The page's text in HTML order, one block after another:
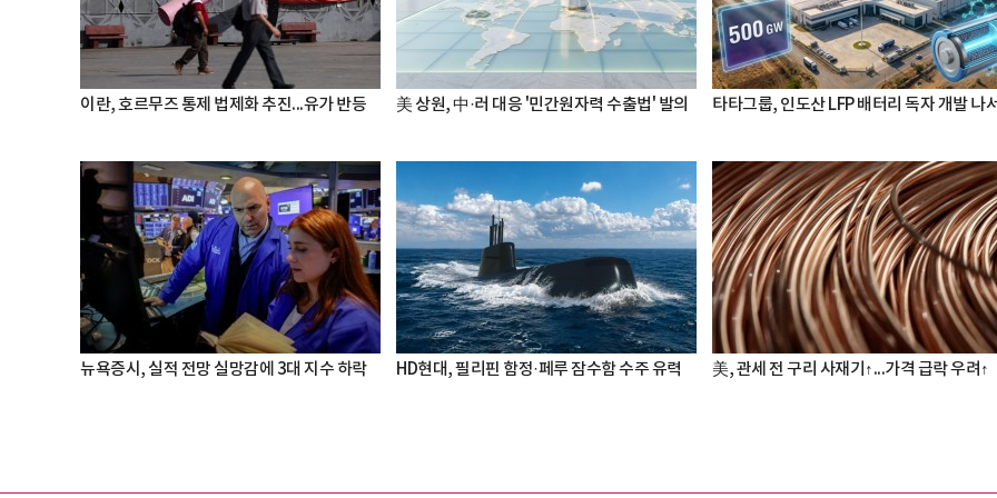
이란, 호르무즈 통제 법제화 추진...유가 반등 美 상원, 中·러 대응 '민간원자력 수출법' 발의 타타그룹, 인도산 LFP 배터리 독자 개발 나
뉴욕증시, 실적 전망 실망감에 3대 지수 하락 HD현대, 필리핀 함정·페루 잠수함 수주 유력 美, 관세 전 구리 사재기↑...가격 급락 우려↑